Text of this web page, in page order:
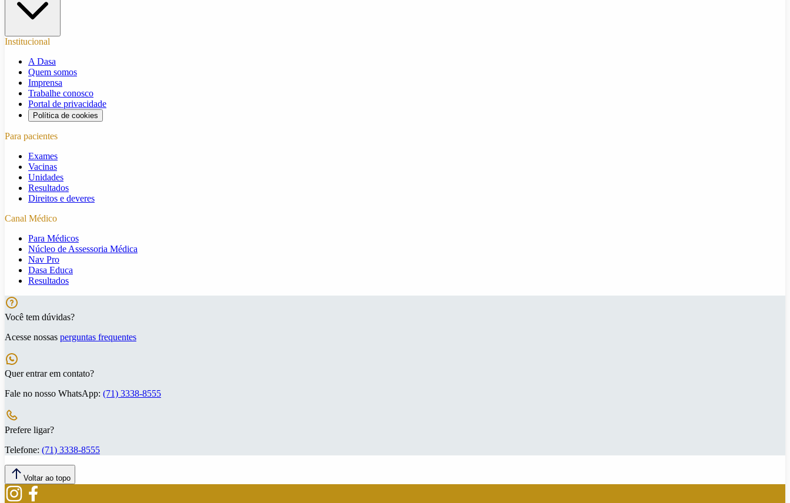
Institucional
A Dasa
Quem somos
Imprensa
Trabalhe conosco
Portal de privacidade
Política de cookies
Para pacientes
Exames
Vacinas
Unidades
Resultados
Direitos e deveres
Canal Médico
Para Médicos
Núcleo de Assessoria Médica
Nav Pro
Dasa Educa
Resultados
Você tem dúvidas?
Acesse nossas perguntas frequentes
Quer entrar em contato?
Fale no nosso WhatsApp: (71) 3338-8555
Prefere ligar?
Telefone: (71) 3338-8555
Voltar ao topo